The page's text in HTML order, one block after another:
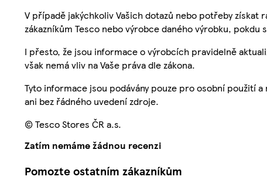
V případě jakýchkoliv Vašich dotazů nebo potřeby
zákazníkům Tesco nebo výrobce daného výrobku, pokdu
I přesto, že jsou informace o výrobcích pravidelně
však nemá vliv na Vaše práva dle zákona.
Tyto informace jsou podávány pouze pro osobní použití
ani bez řádného uvedení zdroje.
© Tesco Stores ČR a.s.
Zatím nemáme žádnou recenzi
Pomozte ostatním zákazníkům